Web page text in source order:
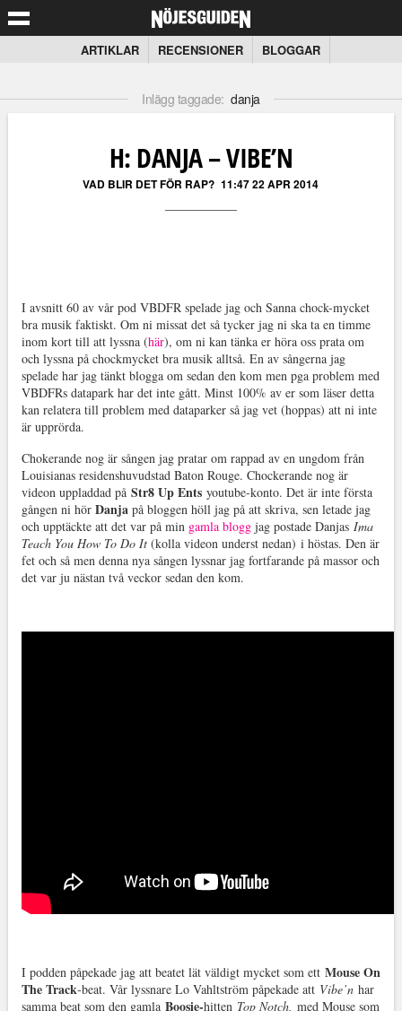
ARTIKLAR RECENSIONER BLOGGAR
Inlägg taggade: danja
H: DANJA – VIBE’N
VAD BLIR DET FÖR RAP? 11:47 22 APR 2014
I avsnitt 60 av vår pod VBDFR spelade jag och Sanna chock-mycket
bra musik faktiskt. Om ni missat det så tycker jag ni ska ta en timme
inom kort till att lyssna (här), om ni kan tänka er höra oss prata om
och lyssna på chockmycket bra musik alltså. En av sångerna jag
spelade har jag tänkt blogga om sedan den kom men pga problem med
VBDFRs datapark har det inte gått. Minst 100% av er som läser detta
kan relatera till problem med dataparker så jag vet (hoppas) att ni inte
är upprörda.
Chokerande nog är sången jag pratar om rappad av en ungdom från
Louisianas residenshuvudstad Baton Rouge. Chockerande nog är
videon uppladdad på Str8 Up Ents youtube-konto. Det är inte första
gången ni hörDanjapå bloggen höll jag på att skriva, sen letade jag
och upptäckte att det var på min gamla bloggjag postade Danjas Ima
Teach You How To Do It (kolla videon underst nedan) i höstas. Den är
fet och så men denna nya sången lyssnar jag fortfarande på massor och
det var ju nästan två veckor sedan den kom.
I podden påpekade jag att beatet lät väldigt mycket som ett Mouse On
The Track-beat. Vår lyssnare Lo Vahltström påpekade att Vibe’n har
samma beat som den gamla Boosie-hitten Top Notch, med Mouse som